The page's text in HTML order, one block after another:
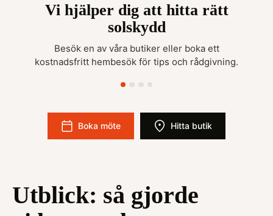
Vi hjälper dig att hitta rätt
solskydd
Besök en av våra butiker eller boka ett
kostnadsfritt hembesök för tips och rådgivning.
Boka möte Hitta butik
Utblick: så gjorde